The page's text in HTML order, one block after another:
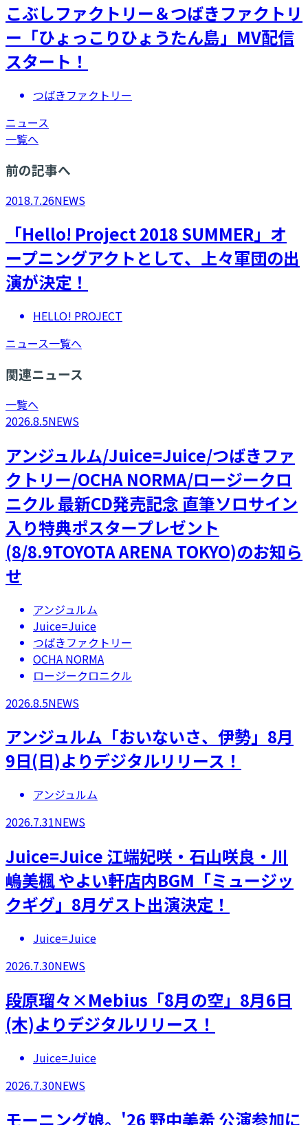
こぶしファクトリー＆つばきファクトリ
ー「ひょっこりひょうたん島」MV配信
スタート！
つばきファクトリー
ニュース
一覧へ
前の記事へ
2018.7.26NEWS
「Hello! Project 2018 SUMMER」オ
ープニングアクトとして、上々軍団の出
演が決定！
HELLO! PROJECT
ニュース一覧へ
関連ニュース
一覧へ
2026.8.5NEWS
アンジュルム/Juice=Juice/つばきファ
クトリー/OCHA NORMA/ロージークロ
ニクル 最新CD発売記念 直筆ソロサイン
入り特典ポスタープレゼント
(8/8.9TOYOTA ARENA TOKYO)のお知ら
せ
アンジュルム
Juice=Juice
つばきファクトリー
OCHA NORMA
ロージークロニクル
2026.8.5NEWS
アンジュルム「おいないさ、伊勢」8月
9日(日)よりデジタルリリース！
アンジュルム
2026.7.31NEWS
Juice=Juice 江端妃咲・石山咲良・川
嶋美楓 やよい軒店内BGM「ミュージッ
クギグ」8月ゲスト出演決定！
Juice=Juice
2026.7.30NEWS
段原瑠々×Mebius「8月の空」8月6日
(木)よりデジタルリリース！
Juice=Juice
2026.7.30NEWS
モーニング娘。'26 野中美希 公演参加に